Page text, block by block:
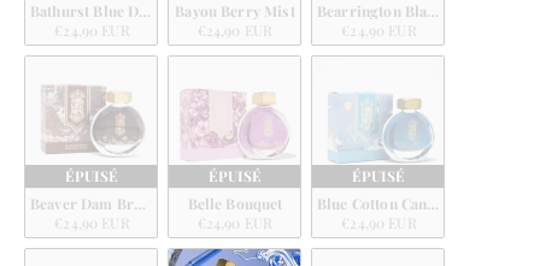
Bathurst Blue Denim
€24,90 EUR
Bayou Berry Mist
€24,90 EUR
Bearrington Black
€24,90 EUR
ÉPUISÉ
Beaver Dam Brown
€24,90 EUR
ÉPUISÉ
Belle Bouquet
€24,90 EUR
ÉPUISÉ
Blue Cotton Candy
€24,90 EUR